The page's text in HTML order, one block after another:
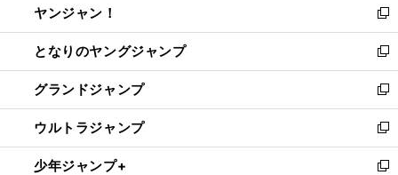
く
で
開
く
ィ
ン
ド
ウ
で
開
く
い
ウ
ィ
ン
ド
ウ
で
開
く
ヤンジャン！
新
し
い
ウ
ィ
ン
ド
ウ
で
となりのヤングジャンプ
新
し
い
ウ
ィ
ン
ド
グランドジャンプ
新
し
い
ウ
ィ
ウルトラジャンプ
新
し
い
少年ジャンプ+
新